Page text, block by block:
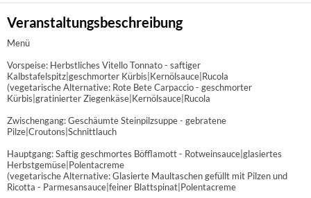
Veranstaltungsbeschreibung
Menü
Vorspeise: Herbstliches Vitello Tonnato - saftiger
Kalbstafelspitz|geschmorter Kürbis|Kernölsauce|Rucola
(vegetarische Alternative: Rote Bete Carpaccio - geschmorter
Kürbis|gratinierter Ziegenkäse|Kernölsauce|Rucola
Zwischengang: Geschäumte Steinpilzsuppe - gebratene
Pilze|Croutons|Schnittlauch
Hauptgang: Saftig geschmortes Böfflamott - Rotweinsauce|glasiertes
Herbstgemüse|Polentacreme
(vegetarische Alternative: Glasierte Maultaschen gefüllt mit Pilzen und
Ricotta - Parmesansauce|feiner Blattspinat|Polentacreme